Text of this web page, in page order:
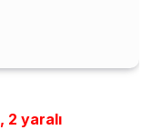
2 yaralı